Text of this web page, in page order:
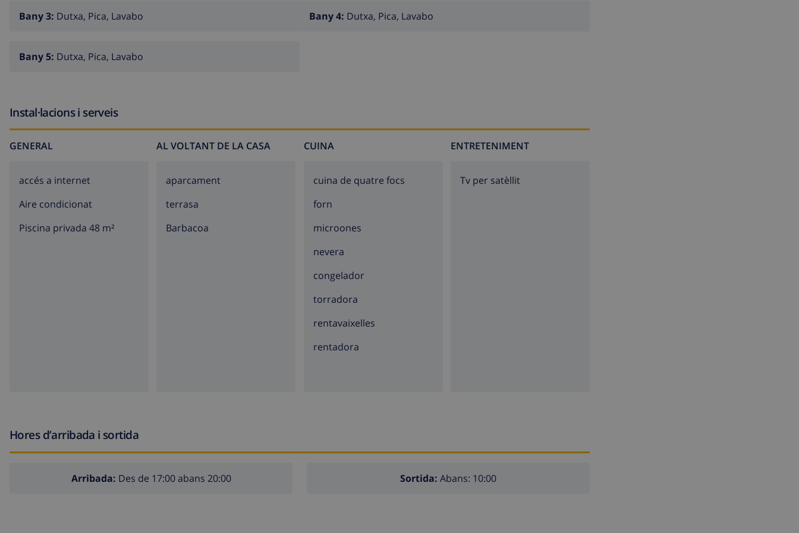
Bany 3: Dutxa, Pica, Lavabo Bany 4: Dutxa, Pica, Lavabo
Bany 5: Dutxa, Pica, Lavabo
Instal·lacions i serveis
GENERAL
accés a internet
Aire condicionat
Piscina privada 48 m²
AL VOLTANT DE LA CASA
aparcament
terrasa
barbacoa
CUINA
cuina de quatre focs
forn
microones
nevera
congelador
torradora
rentavaixelles
rentadora
ENTRETENIMENT
Tv per satèllit
Hores d’arribada i sortida
Arribada: Des de 17:00 abans 20:00 Sortida: Abans: 10:00